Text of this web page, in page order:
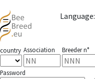
Language:
country Association Breeder n°
Password